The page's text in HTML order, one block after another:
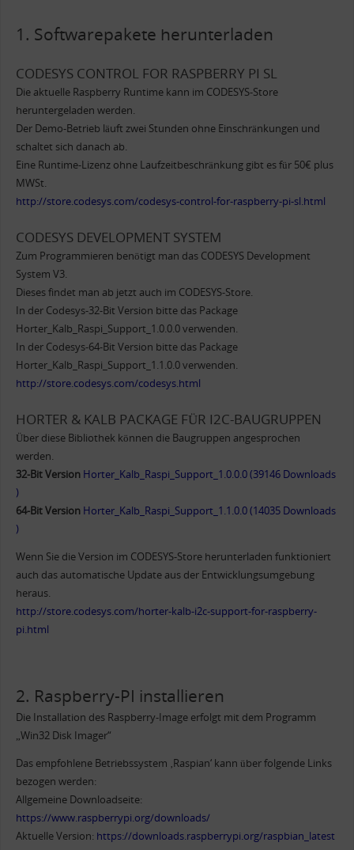
1. Softwarepakete herunterladen
CODESYS CONTROL FOR RASPBERRY PI SL
Die aktuelle Raspberry Runtime kann im CODESYS-Store
heruntergeladen werden.
Der Demo-Betrieb läuft zwei Stunden ohne Einschränkungen und
schaltet sich danach ab.
Eine Runtime-Lizenz ohne Laufzeitbeschränkung gibt es für 50€ plus
MWSt.
http://store.codesys.com/codesys-control-for-raspberry-pi-sl.html
CODESYS DEVELOPMENT SYSTEM
Zum Programmieren benötigt man das CODESYS Development
System V3.
Dieses findet man ab jetzt auch im CODESYS-Store.
In der Codesys-32-Bit Version bitte das Package
Horter_Kalb_Raspi_Support_1.0.0.0 verwenden.
In der Codesys-64-Bit Version bitte das Package
Horter_Kalb_Raspi_Support_1.1.0.0 verwenden.
http://store.codesys.com/codesys.html
HORTER & KALB PACKAGE FÜR I2C-BAUGRUPPEN
Über diese Bibliothek können die Baugruppen angesprochen
werden.
32-Bit Version Horter_Kalb_Raspi_Support_1.0.0.0 (39146 Downloads
)
64-Bit Version Horter_Kalb_Raspi_Support_1.1.0.0 (14035 Downloads
)
Wenn Sie die Version im CODESYS-Store herunterladen funktioniert
auch das automatische Update aus der Entwicklungsumgebung
heraus.
http://store.codesys.com/horter-kalb-i2c-support-for-raspberry-
pi.html
2. Raspberry-PI installieren
Die Installation des Raspberry-Image erfolgt mit dem Programm
„Win32 Disk Imager“
Das empfohlene Betriebssystem ‚Raspian‘ kann über folgende Links
bezogen werden:
Allgemeine Downloadseite:
https://www.raspberrypi.org/downloads/
Aktuelle Version: https://downloads.raspberrypi.org/raspbian_latest